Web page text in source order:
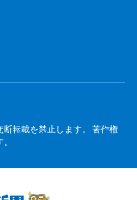
転載を禁止します。 著作権